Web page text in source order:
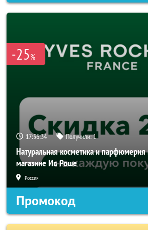
-25%
17:56:32 Получили:1
Натуральная косметика и парфюмерия
магазине Ив Роше
Россия
Промокод